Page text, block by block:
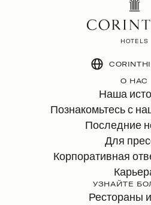
HOTELS
О НАС
Наша
Познакомьтесь с
Последние
Для
Корпоративная
УЗНАЙТЕ
Рестораны